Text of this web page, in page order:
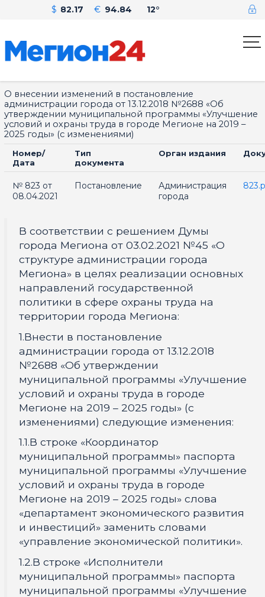
$ 82.17 € 94.84 12°
О внесении изменений в постановление
администрации города от 13.12.2018 №2688 «Об
утверждении муниципальной программы «Улучшение
условий и охраны труда в городе Мегионе на 2019 –
2025 годы» (с изменениями)
Номер/
Дата
Тип
документа
Орган издания
№ 823 от
08.04.2021
Постановление
Администрация
города
В соответствии с решением Думы
города Мегиона от 03.02.2021 №45 «О
структуре администрации города
Мегиона» в целях реализации основных
направлений государственной
политики в сфере охраны труда на
территории города Мегиона:
1.Внести в постановление
администрации города от 13.12.2018
№2688 «Об утверждении
муниципальной программы «Улучшение
условий и охраны труда в городе
Мегионе на 2019 – 2025 годы» (с
изменениями) следующие изменения:
1.1.В строке «Координатор
муниципальной программы» паспорта
муниципальной программы «Улучшение
условий и охраны труда в городе
Мегионе на 2019 – 2025 годы» слова
«департамент экономического развития
и инвестиций» заменить словами
«управление экономической политики».
1.2.В строке «Исполнители
муниципальной программы» паспорта
муниципальной программы «Улучшение